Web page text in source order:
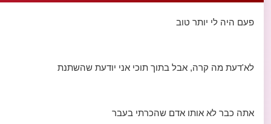
פעם היה לי יותר טוב
לא'דעת מה קרה, אבל בתוך תוכי אני יודעת שהשתנת
אתה כבר לא אותו אדם שהכרתי בעבר